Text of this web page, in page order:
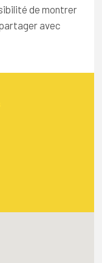
de montrer
avec